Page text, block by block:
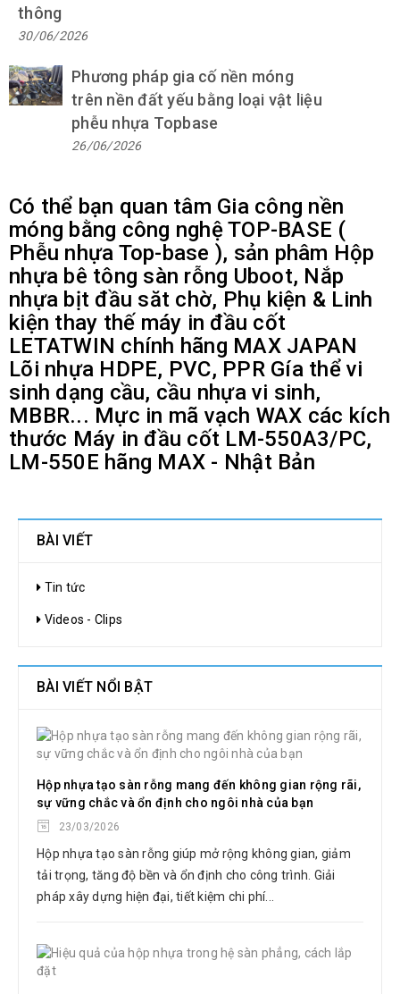
thông
30/06/2026
Phương pháp gia cố nền móng
trên nền đất yếu bằng loại vật liệu
phễu nhựa Topbase
26/06/2026
Có thể bạn quan tâm Gia công nền
móng bằng công nghệ TOP-BASE (
Phễu nhựa Top-base ), sản phâm Hộp
nhựa bê tông sàn rỗng Uboot, Nắp
nhựa bịt đầu săt chờ, Phụ kiện & Linh
kiện thay thế máy in đầu cốt
LETATWIN chính hãng MAX JAPAN
Lõi nhựa HDPE, PVC, PPR Gía thể vi
sinh dạng cầu, cầu nhựa vi sinh,
MBBR... Mực in mã vạch WAX các kích
thước Máy in đầu cốt LM-550A3/PC,
LM-550E hãng MAX - Nhật Bản
BÀI VIẾT
Tin tức
Videos - Clips
BÀI VIẾT NỔI BẬT
Hộp nhựa tạo sàn rỗng mang đến không gian rộng rãi,
sự vững chắc và ổn định cho ngôi nhà của bạn
23/03/2026
Hộp nhựa tạo sàn rỗng giúp mở rộng không gian, giảm
tải trọng, tăng độ bền và ổn định cho công trình. Giải
pháp xây dựng hiện đại, tiết kiệm chi phí...